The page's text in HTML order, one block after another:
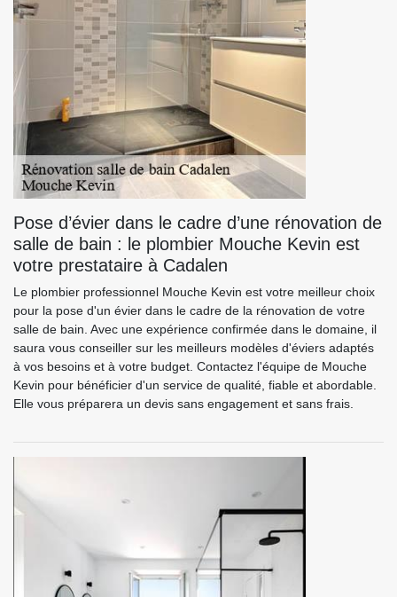
Pose d’évier dans le cadre d’une rénovation de
salle de bain : le plombier Mouche Kevin est
votre prestataire à Cadalen
Le plombier professionnel Mouche Kevin est votre meilleur choix
pour la pose d'un évier dans le cadre de la rénovation de votre
salle de bain. Avec une expérience confirmée dans le domaine, il
saura vous conseiller sur les meilleurs modèles d'éviers adaptés
à vos besoins et à votre budget. Contactez l'équipe de Mouche
Kevin pour bénéficier d'un service de qualité, fiable et abordable.
Elle vous préparera un devis sans engagement et sans frais.